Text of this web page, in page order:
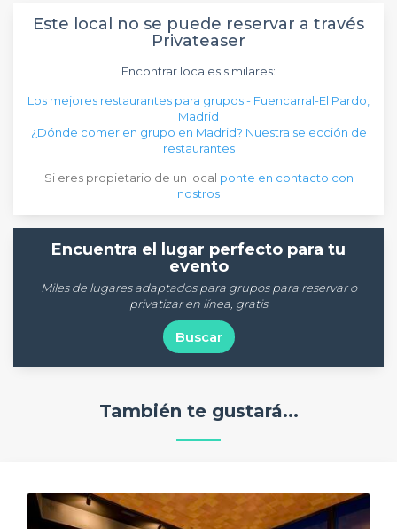
Este local no se puede reservar a través
Privateaser
Encontrar locales similares:
Los mejores restaurantes para grupos - Fuencarral-El Pardo,
Madrid
¿Dónde comer en grupo en Madrid? Nuestra selección de
restaurantes
Si eres propietario de un local ponte en contacto con
nostros
Encuentra el lugar perfecto para tu
evento
Miles de lugares adaptados para grupos para reservar o
privatizar en línea, gratis
Buscar
También te gustará...